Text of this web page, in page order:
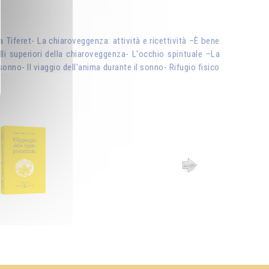
La chiaroveggenza: attività e ricettività –È bene
della chiaroveggenza- L'occhio spirituale –La
Il viaggio dell'anima durante il sonno- Rifugio fisico